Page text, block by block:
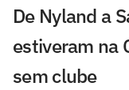
De Nyland a
estiveram na
sem clube